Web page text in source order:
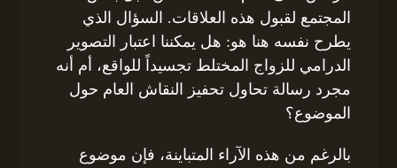
المجتمع لقبول هذه العلاقات. السؤال الذي
يطرح نفسه هنا هو: هل يمكننا اعتبار التصوير
الدرامي للزواج المختلط تجسيداً للواقع، أم أنه
مجرد رسالة تحاول تحفيز النقاش العام حول
الموضوع؟
بالرغم من هذه الآراء المتباينة، فإن موضوع